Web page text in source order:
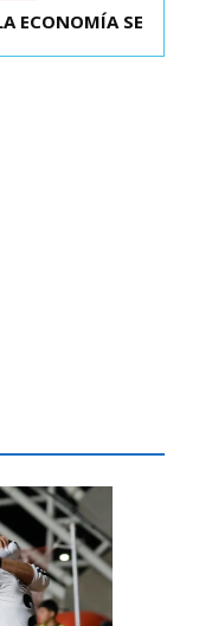
ELECTO DE
ECONOMÍA SE